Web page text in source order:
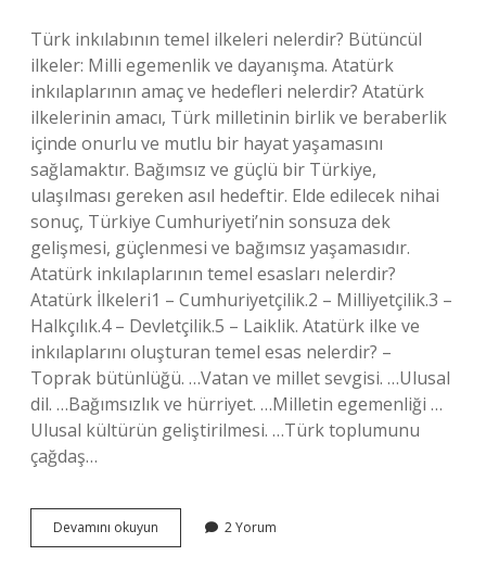
Türk inkılabının temel ilkeleri nelerdir? Bütüncül
ilkeler: Milli egemenlik ve dayanışma. Atatürk
inkılaplarının amaç ve hedefleri nelerdir? Atatürk
ilkelerinin amacı, Türk milletinin birlik ve beraberlik
içinde onurlu ve mutlu bir hayat yaşamasını
sağlamaktır. Bağımsız ve güçlü bir Türkiye,
ulaşılması gereken asıl hedeftir. Elde edilecek nihai
sonuç, Türkiye Cumhuriyeti’nin sonsuza dek
gelişmesi, güçlenmesi ve bağımsız yaşamasıdır.
Atatürk inkılaplarının temel esasları nelerdir?
Atatürk İlkeleri1 – Cumhuriyetçilik.2 – Milliyetçilik.3 –
Halkçılık.4 – Devletçilik.5 – Laiklik. Atatürk ilke ve
inkılaplarını oluşturan temel esas nelerdir? –
Toprak bütünlüğü. …Vatan ve millet sevgisi. …Ulusal
dil. …Bağımsızlık ve hürriyet. …Milletin egemenliği …
Ulusal kültürün geliştirilmesi. …Türk toplumunu
çağdaş…
Devamını okuyun
Inkılabının
2 Yorum